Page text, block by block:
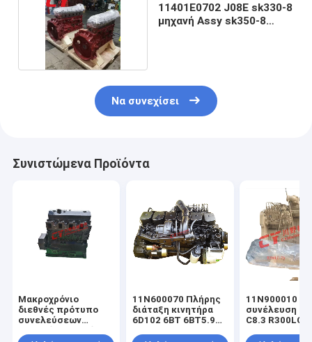
11401E0702 J08E sk330-8
μηχανή Assy sk350-8
Να συνεχίσει
Συνιστώμενα Προϊόντα
Μακροχρόνιο
διεθνές πρότυπο
συνελεύσεων
11N600070 Πλήρης
διάταξη κινητήρα
6D102 6BT 6BT5.9
11N900010
συνέλευση
C8.3 R300LC -